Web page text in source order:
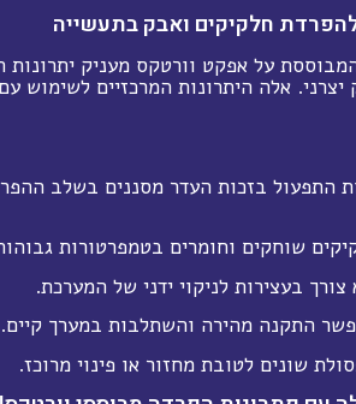
חלקיקים ואבק בתעשייה
על אפקט וורטקס מעניק יתרונות
אלה היתרונות המרכזיים לשימוש
התפעול בזכות העדר מסננים בשלב
שוחקים וחומרים בטמפרטורות
בעצירות לניקוי ידני של המערכת.
התקנה מהירה והשתלבות במערך קיים.
שונים לטובת מחזור או פינוי מרוכז.